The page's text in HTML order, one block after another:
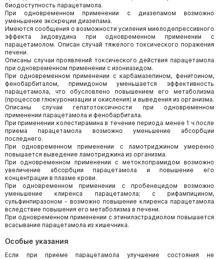
биодоступность парацетамола.
При одновременном применении с диазепамом возможно
уменьшение экскреции диазепама.
Имеются сообщения о возможности усиления миелодепрессивного
эффекта зидовудина при одновременном применении с
парацетамолом. Описан случай тяжелого токсического поражения
печени.
Описаны случаи проявлений токсического действия парацетамола
при одновременном применении с изониазидом.
При одновременном применении с карбамазепином, фенитоином,
фенобарбиталом, примидоном уменьшается эффективность
парацетамола, что обусловлено повышением его метаболизма
(процессов глюкуронизации и окисления) и выведения из организма.
Описаны случаи гепатотоксичности при одновременном
применении парацетамола и фенобарбитала.
При применении колестирамина в течение периода менее 1 ч после
приема парацетамола возможно уменьшение абсорбции
последнего.
При одновременном применении с ламотриджином умеренно
повышается выведение ламотриджина из организма.
При одновременном применении с метоклопрамидом возможно
увеличение абсорбции парацетамола и повышение его
концентрации в плазме крови.
При одновременном применении с пробенецидом возможно
уменьшение клиренса парацетамола; с рифампицином,
сульфинпиразоном - возможно повышение клиренса парацетамола
вследствие повышения его метаболизма в печени.
При одновременном применении с этинилэстрадиолом повышается
всасывание парацетамола из кишечника.
Особые указания
Если при приеме парацетамола улучшение состояния не